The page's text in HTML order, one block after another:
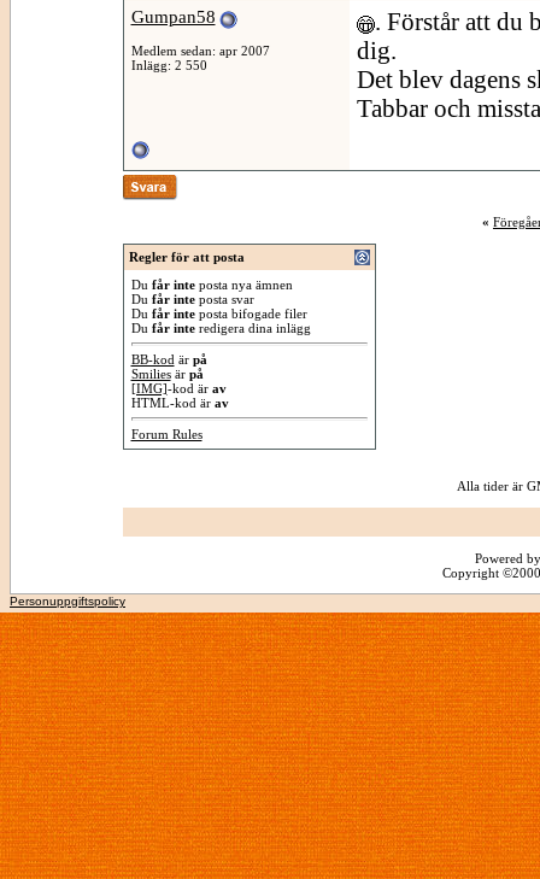
Gumpan58
Medlem sedan: apr 2007
Inlägg: 2 550
. Förstår att du
dig.
Det blev dagens
Tabbar och
«
Regler för att posta
Du får inteposta nya ämnen
Du får inteposta svar
Du får inteposta bifogade filer
Du får interedigera dina inlägg
BB-kod är på
Smiliesär på
[IMG]-kod är av
HTML-kod är av
Forum Rules
Alla tider är
Powered
Copyright
Personuppgiftspolicy